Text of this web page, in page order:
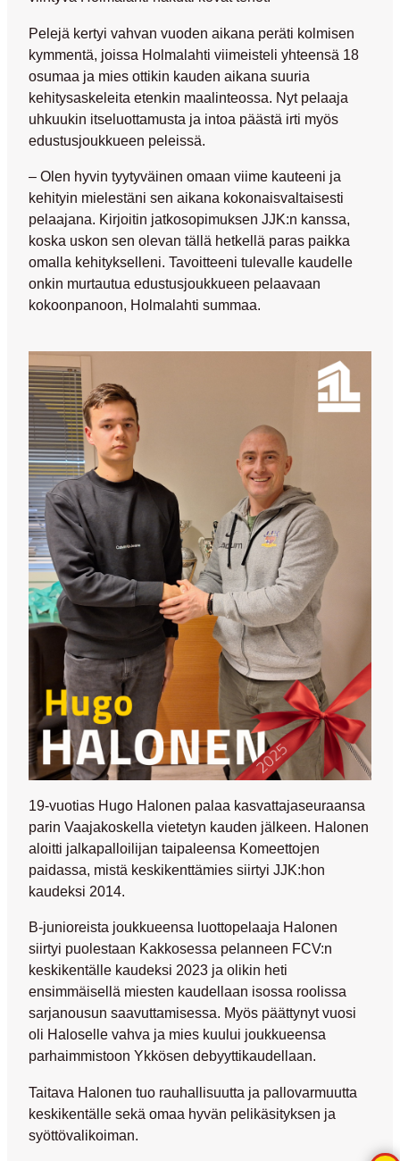
Pelejä kertyi vahvan vuoden aikana peräti kolmisen
kymmentä, joissa Holmalahti viimeisteli yhteensä 18
osumaa ja mies ottikin kauden aikana suuria
kehitysaskeleita etenkin maalinteossa. Nyt pelaaja
uhkuukin itseluottamusta ja intoa päästä irti myös
edustusjoukkueen peleissä.
– Olen hyvin tyytyväinen omaan viime kauteeni ja
kehityin mielestäni sen aikana kokonaisvaltaisesti
pelaajana. Kirjoitin jatkosopimuksen JJK:n kanssa,
koska uskon sen olevan tällä hetkellä paras paikka
omalla kehitykselleni. Tavoitteeni tulevalle kaudelle
onkin murtautua edustusjoukkueen pelaavaan
kokoonpanoon, Holmalahti summaa.
19-vuotias Hugo Halonen palaa kasvattajaseuraansa
parin Vaajakoskella vietetyn kauden jälkeen. Halonen
aloitti jalkapalloilijan taipaleensa Komeettojen
paidassa, mistä keskikenttämies siirtyi JJK:hon
kaudeksi 2014.
B-junioreista joukkueensa luottopelaaja Halonen
siirtyi puolestaan Kakkosessa pelanneen FCV:n
keskikentälle kaudeksi 2023 ja olikin heti
ensimmäisellä miesten kaudellaan isossa roolissa
sarjanousun saavuttamisessa. Myös päättynyt vuosi
oli Haloselle vahva ja mies kuului joukkueensa
parhaimmistoon Ykkösen debyyttikaudellaan.
Taitava Halonen tuo rauhallisuutta ja pallovarmuutta
keskikentälle sekä omaa hyvän pelikäsityksen ja
syöttövalikoiman.